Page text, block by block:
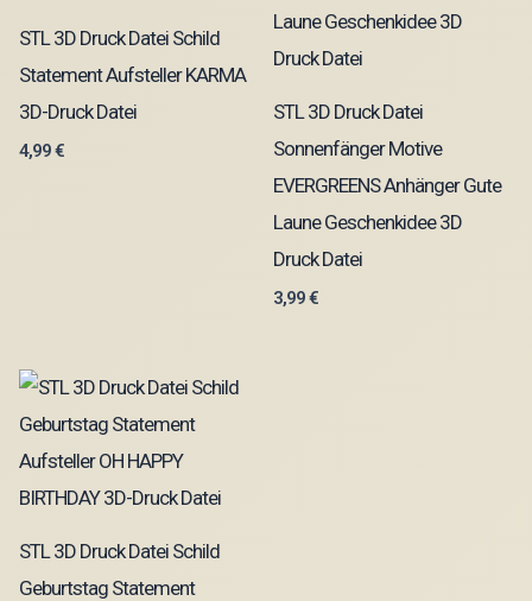
STL 3D Druck Datei Schild
Statement Aufsteller KARMA
3D-Druck Datei
4,99€
STL 3D Druck Datei
Sonnenfänger Motive
EVERGREENS Anhänger Gute
Laune Geschenkidee 3D
Druck Datei
3,99€
STL 3D Druck Datei Schild
Geburtstag Statement